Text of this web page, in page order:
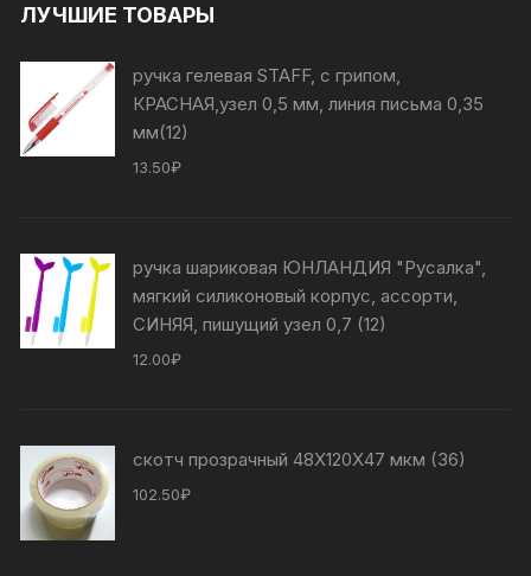
ЛУЧШИЕ ТОВАРЫ
ручка гелевая STAFF, с грипом,
КРАСНАЯ,узел 0,5 мм, линия письма 0,35
мм(12)
13.50₽
ручка шариковая ЮНЛАНДИЯ "Русалка",
мягкий силиконовый корпус, ассорти,
СИНЯЯ, пишущий узел 0,7 (12)
12.00₽
скотч прозрачный 48Х120Х47 мкм (36)
102.50₽